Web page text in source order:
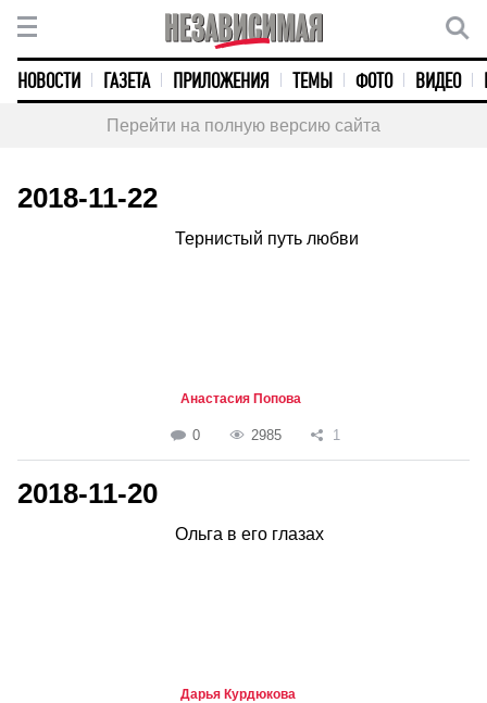
НОВОСТИ ГАЗЕТА ПРИЛОЖЕНИЯ ТЕМЫ ФОТО ВИДЕО
Перейти на полную версию сайта
2018-11-22
Тернистый путь любви
Анастасия Попова
0 2985 1
2018-11-20
Ольга в его глазах
Дарья Курдюкова